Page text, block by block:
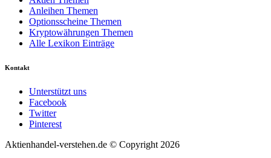
Anleihen Themen
Optionsscheine Themen
Kryptowährungen Themen
Alle Lexikon Einträge
Kontakt
Unterstützt uns
Facebook
Twitter
Pinterest
Aktienhandel-verstehen.de © Copyright 2026